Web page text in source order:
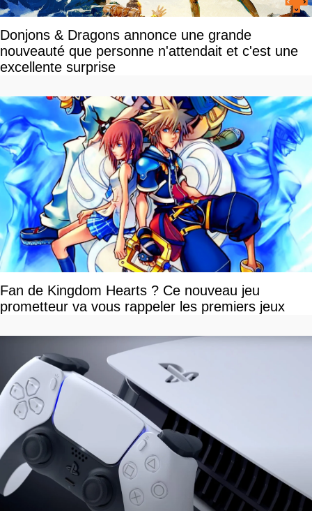
Donjons & Dragons annonce une grande
nouveauté que personne n'attendait et c'est une
excellente surprise
Fan de Kingdom Hearts ? Ce nouveau jeu
prometteur va vous rappeler les premiers jeux